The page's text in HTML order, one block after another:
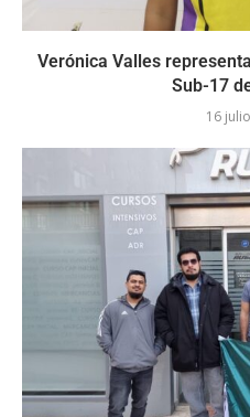
Verónica Valles
Sub-17
16